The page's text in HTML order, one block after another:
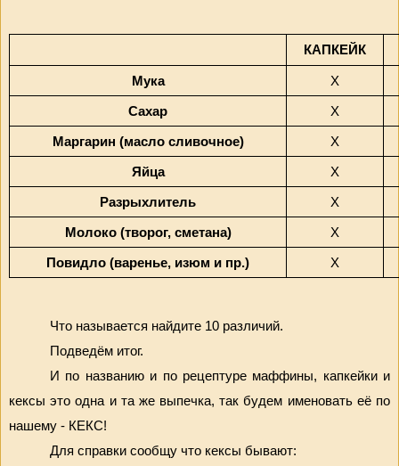
КАПКЕЙК
Мука Х
Сахар Х
Маргарин (масло сливочное) Х
Яйца Х
Разрыхлитель Х
Молоко (творог, сметана) Х
Повидло (варенье, изюм и пр.) Х
Что называется найдите 10 различий.
Подведём итог.
И по названию и по рецептуре маффины, капкейки и
кексы это одна и та же выпечка, так будем именовать её по
нашему - КЕКС!
Для справки сообщу что кексы бывают: